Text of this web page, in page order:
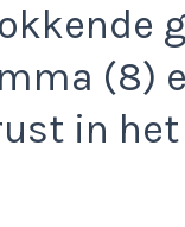
(8)
in het